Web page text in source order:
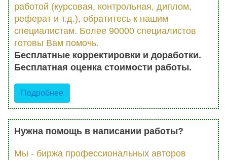
работой (курсовая, контрольная, диплом,
реферат и т.д.), обратитесь к нашим
специалистам. Более 90000 специалистов
готовы Вам помочь.
Бесплатные корректировки и доработки.
Бесплатная оценка стоимости работы.
Подробнее
Нужна помощь в написании работы?
Мы - биржа профессиональных авторов